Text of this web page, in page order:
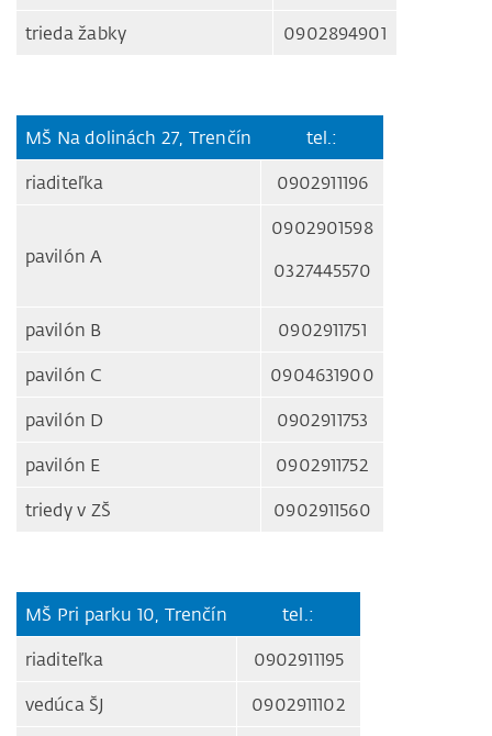
trieda žabky 0902894901
MŠ Na dolinách 27, Trenčín tel.:
riaditeľka 0902911196
pavilón A
0902901598
0327445570
pavilón B 0902911751
pavilón C 0904631900
pavilón D 0902911753
pavilón E 0902911752
triedy v ZŠ 0902911560
MŠ Pri parku 10, Trenčín tel.:
riaditeľka 0902911195
vedúca ŠJ 0902911102